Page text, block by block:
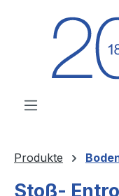
Zum Hauptinhalt
Produkte
Stoß-